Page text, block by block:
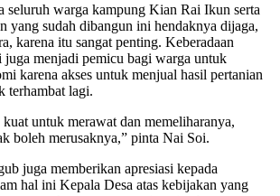
seluruh warga kampung Kian Rai Ikun serta
yang sudah dibangun ini hendaknya dijaga,
karena itu sangat penting. Keberadaan
juga menjadi pemicu bagi warga untuk
karena akses untuk menjual hasil pertanian
terhambat lagi.
untuk merawat dan memeliharanya,
boleh merusaknya,” pinta Nai Soi.
juga memberikan apresiasi kepada
hal ini Kepala Desa atas kebijakan yang